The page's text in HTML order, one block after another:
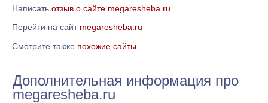
Написать отзыв о сайте megaresheba.ru
Перейти на сайт megaresheba.ru
Смотрите также похожие сайты
Дополнительная информация про
megaresheba.ru